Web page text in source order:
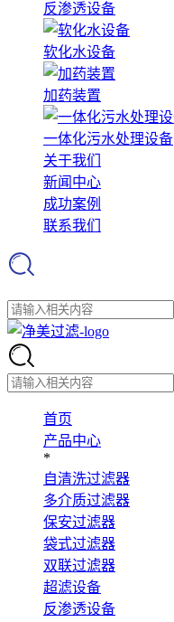
反渗透设备
软化水设备
加药装置
一体化污水处理设备
关于我们
新闻中心
成功案例
联系我们
首页
产品中心
*
自清洗过滤器
多介质过滤器
保安过滤器
袋式过滤器
双联过滤器
超滤设备
反渗透设备